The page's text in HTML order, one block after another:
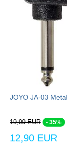
JOYO JA-03 Metal
19,90 EUR - 35%
12,90 EUR